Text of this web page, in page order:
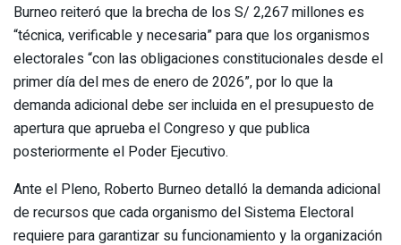
Burneo reiteró que la brecha de los S/ 2,267 millones es
“técnica, verificable y necesaria” para que los organismos
electorales “con las obligaciones constitucionales desde el
primer día del mes de enero de 2026”, por lo que la
demanda adicional debe ser incluida en el presupuesto de
apertura que aprueba el Congreso y que publica
posteriormente el Poder Ejecutivo.
Ante el Pleno, Roberto Burneo detalló la demanda adicional
de recursos que cada organismo del Sistema Electoral
requiere para garantizar su funcionamiento y la organización